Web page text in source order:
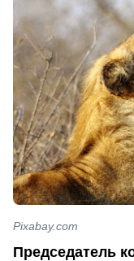
Pixabay.com
Председатель